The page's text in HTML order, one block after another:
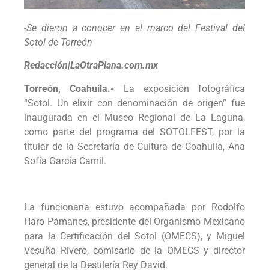
-Se dieron a conocer en el marco del Festival del
Sotol de Torreón
Redacción|LaOtraPlana.com.mx
Torreón, Coahuila.- La exposición fotográfica
“Sotol. Un elixir con denominación de origen” fue
inaugurada en el Museo Regional de La Laguna,
como parte del programa del SOTOLFEST, por la
titular de la Secretaría de Cultura de Coahuila, Ana
Sofía García Camil.
La funcionaria estuvo acompañada por Rodolfo
Haro Pámanes, presidente del Organismo Mexicano
para la Certificación del Sotol (OMECS), y Miguel
Vesuña Rivero, comisario de la OMECS y director
general de la Destilería Rey David.